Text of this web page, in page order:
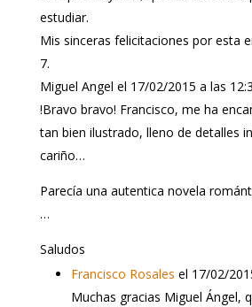
estudiar.
Mis sinceras felicitaciones por esta
Miguel Angel el 17/02/2015 a las
!Bravo bravo! Francisco, me ha
tan bien ilustrado, lleno de detalles
cariño…
Parecía una autentica novela
…
Saludos
Francisco Rosales el 17/02/
Muchas gracias Miguel Ángel,